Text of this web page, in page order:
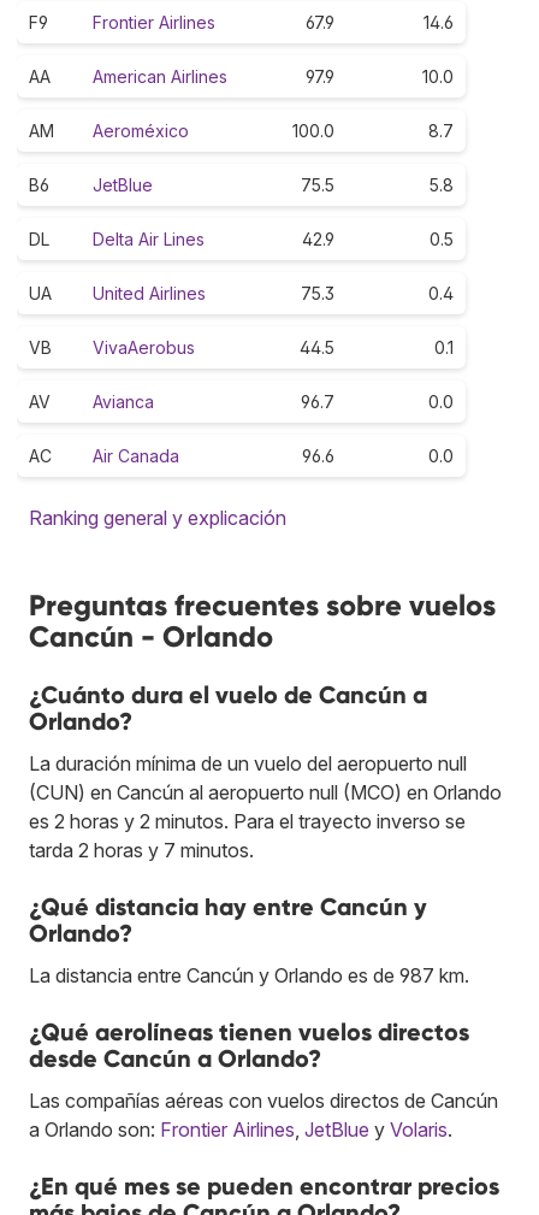
F9 Frontier Airlines 67.9 14.6
AA American Airlines 97.9 10.0
AM Aeroméxico 100.0 8.7
B6 JetBlue 75.5 5.8
DL Delta Air Lines 42.9 0.5
UA United Airlines 75.3 0.4
VB VivaAerobus 44.5 0.1
AV Avianca 96.7 0.0
AC Air Canada 96.6 0.0
Ranking general y explicación
Preguntas frecuentes sobre vuelos
Cancún - Orlando
¿Cuánto dura el vuelo de Cancún a
Orlando?
La duración mínima de un vuelo del aeropuerto null
(CUN) en Cancún al aeropuerto null (MCO) en Orlando
es 2 horas y 2 minutos. Para el trayecto inverso se
tarda 2 horas y 7 minutos.
¿Qué distancia hay entre Cancún y
Orlando?
La distancia entre Cancún y Orlando es de 987 km.
¿Qué aerolíneas tienen vuelos directos
desde Cancún a Orlando?
Las compañías aéreas con vuelos directos de Cancún
a Orlando son: Frontier Airlines JetBlue y Volaris.
¿En qué mes se pueden encontrar precios